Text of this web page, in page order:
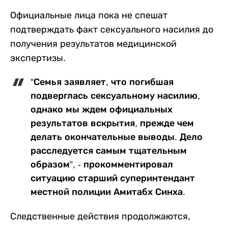
Официальные лица пока не спешат
подтверждать факт сексуального насилия до
получения результатов медицинской
экспертизы.
"Семья заявляет, что погибшая
подверглась сексуальному насилию,
однако мы ждем официальных
результатов вскрытия, прежде чем
делать окончательные выводы. Дело
расследуется самым тщательным
образом”, - прокомментировал
ситуацию старший суперинтендант
местной полиции Амитабх Синха.
Следственные действия продолжаются,